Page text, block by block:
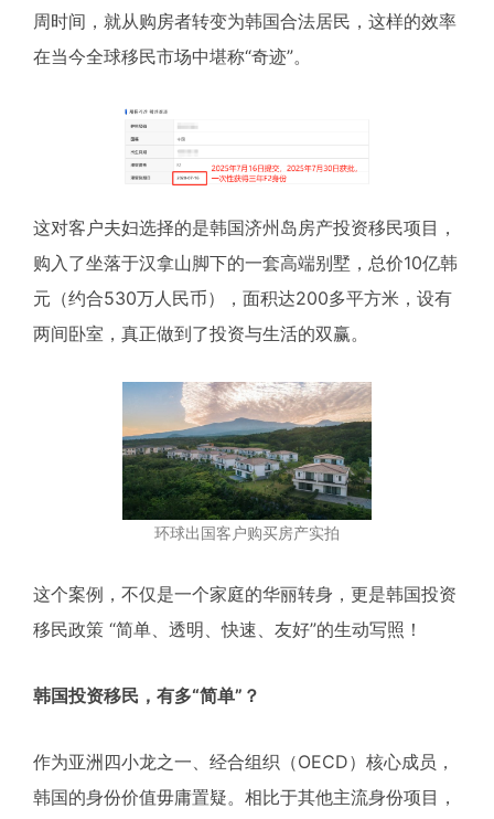
周时间，就从购房者转变为韩国合法居民，这样的效率
在当今全球移民市场中堪称“奇迹”。
这对客户夫妇选择的是韩国济州岛房产投资移民项目，
购入了坐落于汉拿山脚下的一套高端别墅，总价10亿韩
元（约合530万人民币），面积达200多平方米，设有
两间卧室，真正做到了投资与生活的双赢。
环球出国客户购买房产实拍
这个案例，不仅是一个家庭的华丽转身，更是韩国投资
移民政策 “简单、透明、快速、友好”的生动写照！
韩国投资移民，有多“简单”？
作为亚洲四小龙之一、经合组织（OECD）核心成员，
韩国的身份价值毋庸置疑。相比于其他主流身份项目，